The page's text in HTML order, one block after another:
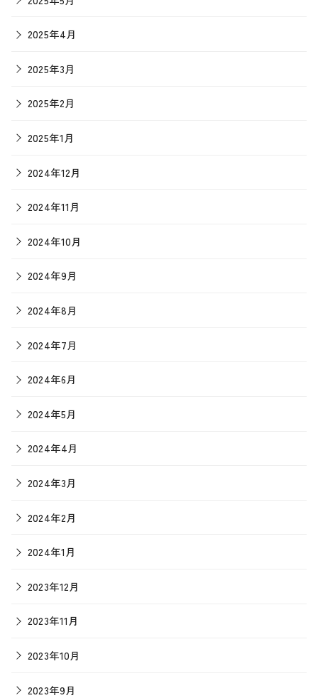
2025年4月
2025年3月
2025年2月
2025年1月
2024年12月
2024年11月
2024年10月
2024年9月
2024年8月
2024年7月
2024年6月
2024年5月
2024年4月
2024年3月
2024年2月
2024年1月
2023年12月
2023年11月
2023年10月
2023年9月